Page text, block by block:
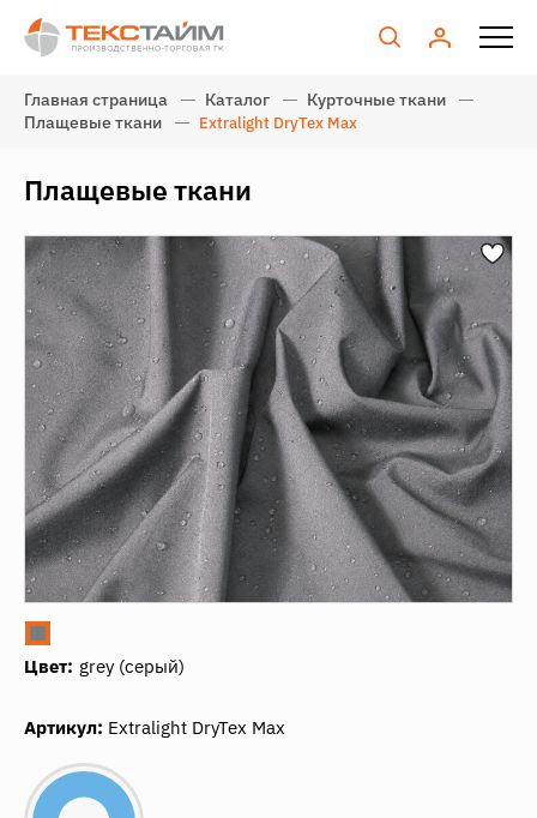
Главная страница Каталог
Курточные ткани
Плащевые ткани
Extralight DryTex Max
Плащевые ткани
Цвет: grеy (серый)
Артикул: Extralight DryTex Max